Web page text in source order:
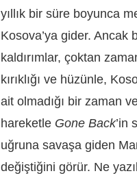
yıllık bir süre boyunca
Kosova’ya gider. Ancak
kaldırımlar, çoktan
kırıklığı ve hüzünle,
ait olmadığı bir zaman
hareketle Gone Back’in
uğruna savaşa giden
değiştiğini görür. Ne